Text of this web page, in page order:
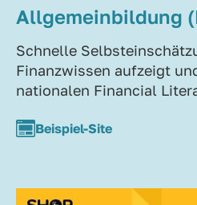
Allgemeinbildung
Schnelle
Finanzwissen aufzeigt
nationalen Financial
Beispiel-Site